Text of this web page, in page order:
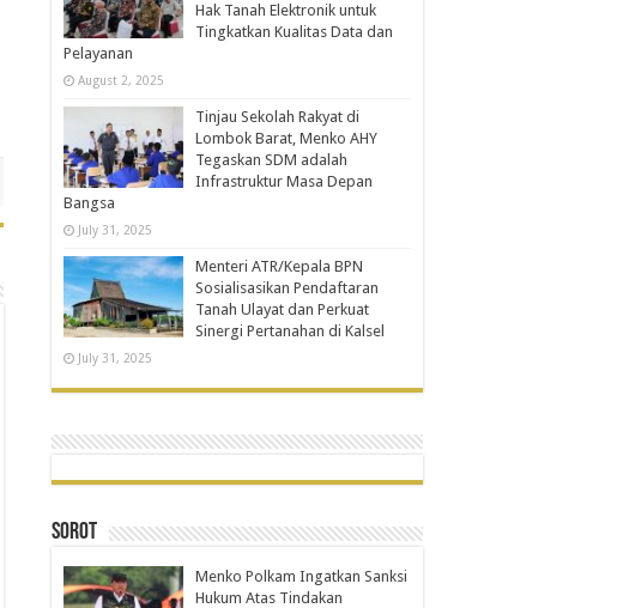
Hak Tanah Elektronik untuk
Tingkatkan Kualitas Data dan
Pelayanan
August 2, 2025
Tinjau Sekolah Rakyat di
Lombok Barat, Menko AHY
Tegaskan SDM adalah
Infrastruktur Masa Depan
Bangsa
July 31, 2025
Menteri ATR/Kepala BPN
Sosialisasikan Pendaftaran
Tanah Ulayat dan Perkuat
Sinergi Pertanahan di Kalsel
July 31, 2025
SOROT
Menko Polkam Ingatkan Sanksi
Hukum Atas Tindakan